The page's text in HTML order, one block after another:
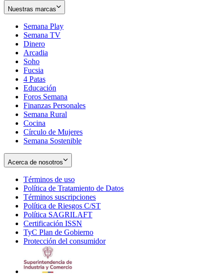
Nuestras marcas
Semana Play
Semana TV
Dinero
Arcadia
Soho
in
new
window
Fucsia
in
new
window
4 Patas
Educación
Foros Semana
Finanzas Personales
Semana Rural
Cocina
Círculo de Mujeres
Semana Sostenible
Acerca de nosotros
Términos de uso
in
new
window
Política de Tratamiento de Datos
Términos suscripciones
in
Política de Riesgos C/ST
Política SAGRILAFT
new
window
Certificación ISSN
in
new
TyC Plan de Gobierno
in
Protección del consumidorOpens